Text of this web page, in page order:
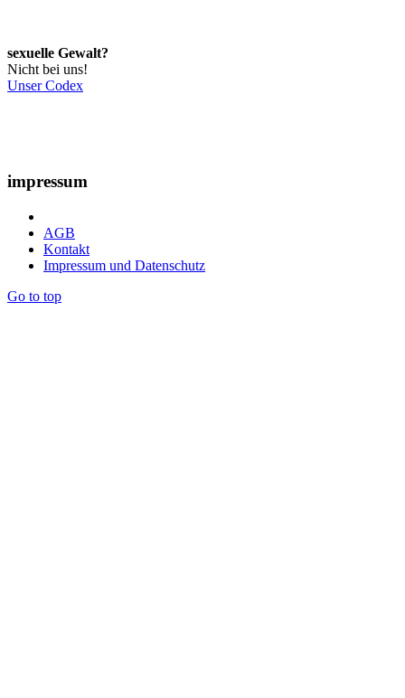
sexuelle Gewalt?
Nicht bei uns!
Unser Codex
impressum
AGB
Kontakt
Impressum und Datenschutz
Go to top